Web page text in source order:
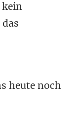
kein
heute noch